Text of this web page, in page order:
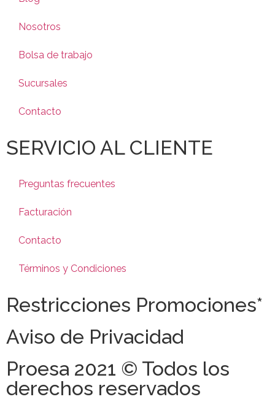
Nosotros
Bolsa de trabajo
Sucursales
Contacto
SERVICIO AL CLIENTE
Preguntas frecuentes
Facturación
Contacto
Términos y Condiciones
Restricciones Promociones*
Aviso de Privacidad
Proesa 2021 © Todos los
derechos reservados